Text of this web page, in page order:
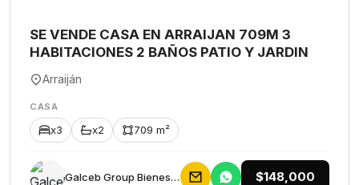
SE VENDE CASA EN ARRAIJAN 709M 3
HABITACIONES 2 BAÑOS PATIO Y JARDIN
Arraiján
CASA
x3 x2 709 m²
Galceb Group Bienes Raices $148,000